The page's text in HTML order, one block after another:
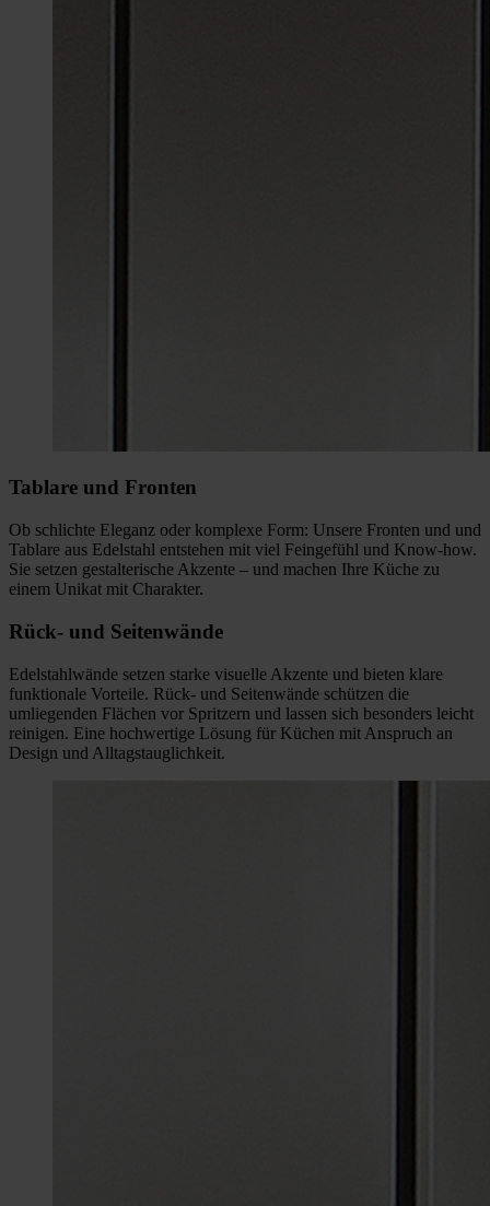
Tablare und Fronten
Ob schlichte Eleganz oder komplexe Form: Unsere Fronten und und
Tablare aus Edelstahl entstehen mit viel Feingefühl und Know-how.
Sie setzen gestalterische Akzente – und machen Ihre Küche zu
einem Unikat mit Charakter.
Rück- und Seitenwände
Edelstahlwände setzen starke visuelle Akzente und bieten klare
funktionale Vorteile. Rück- und Seitenwände schützen die
umliegenden Flächen vor Spritzern und lassen sich besonders leicht
reinigen. Eine hochwertige Lösung für Küchen mit Anspruch an
Design und Alltagstauglichkeit.